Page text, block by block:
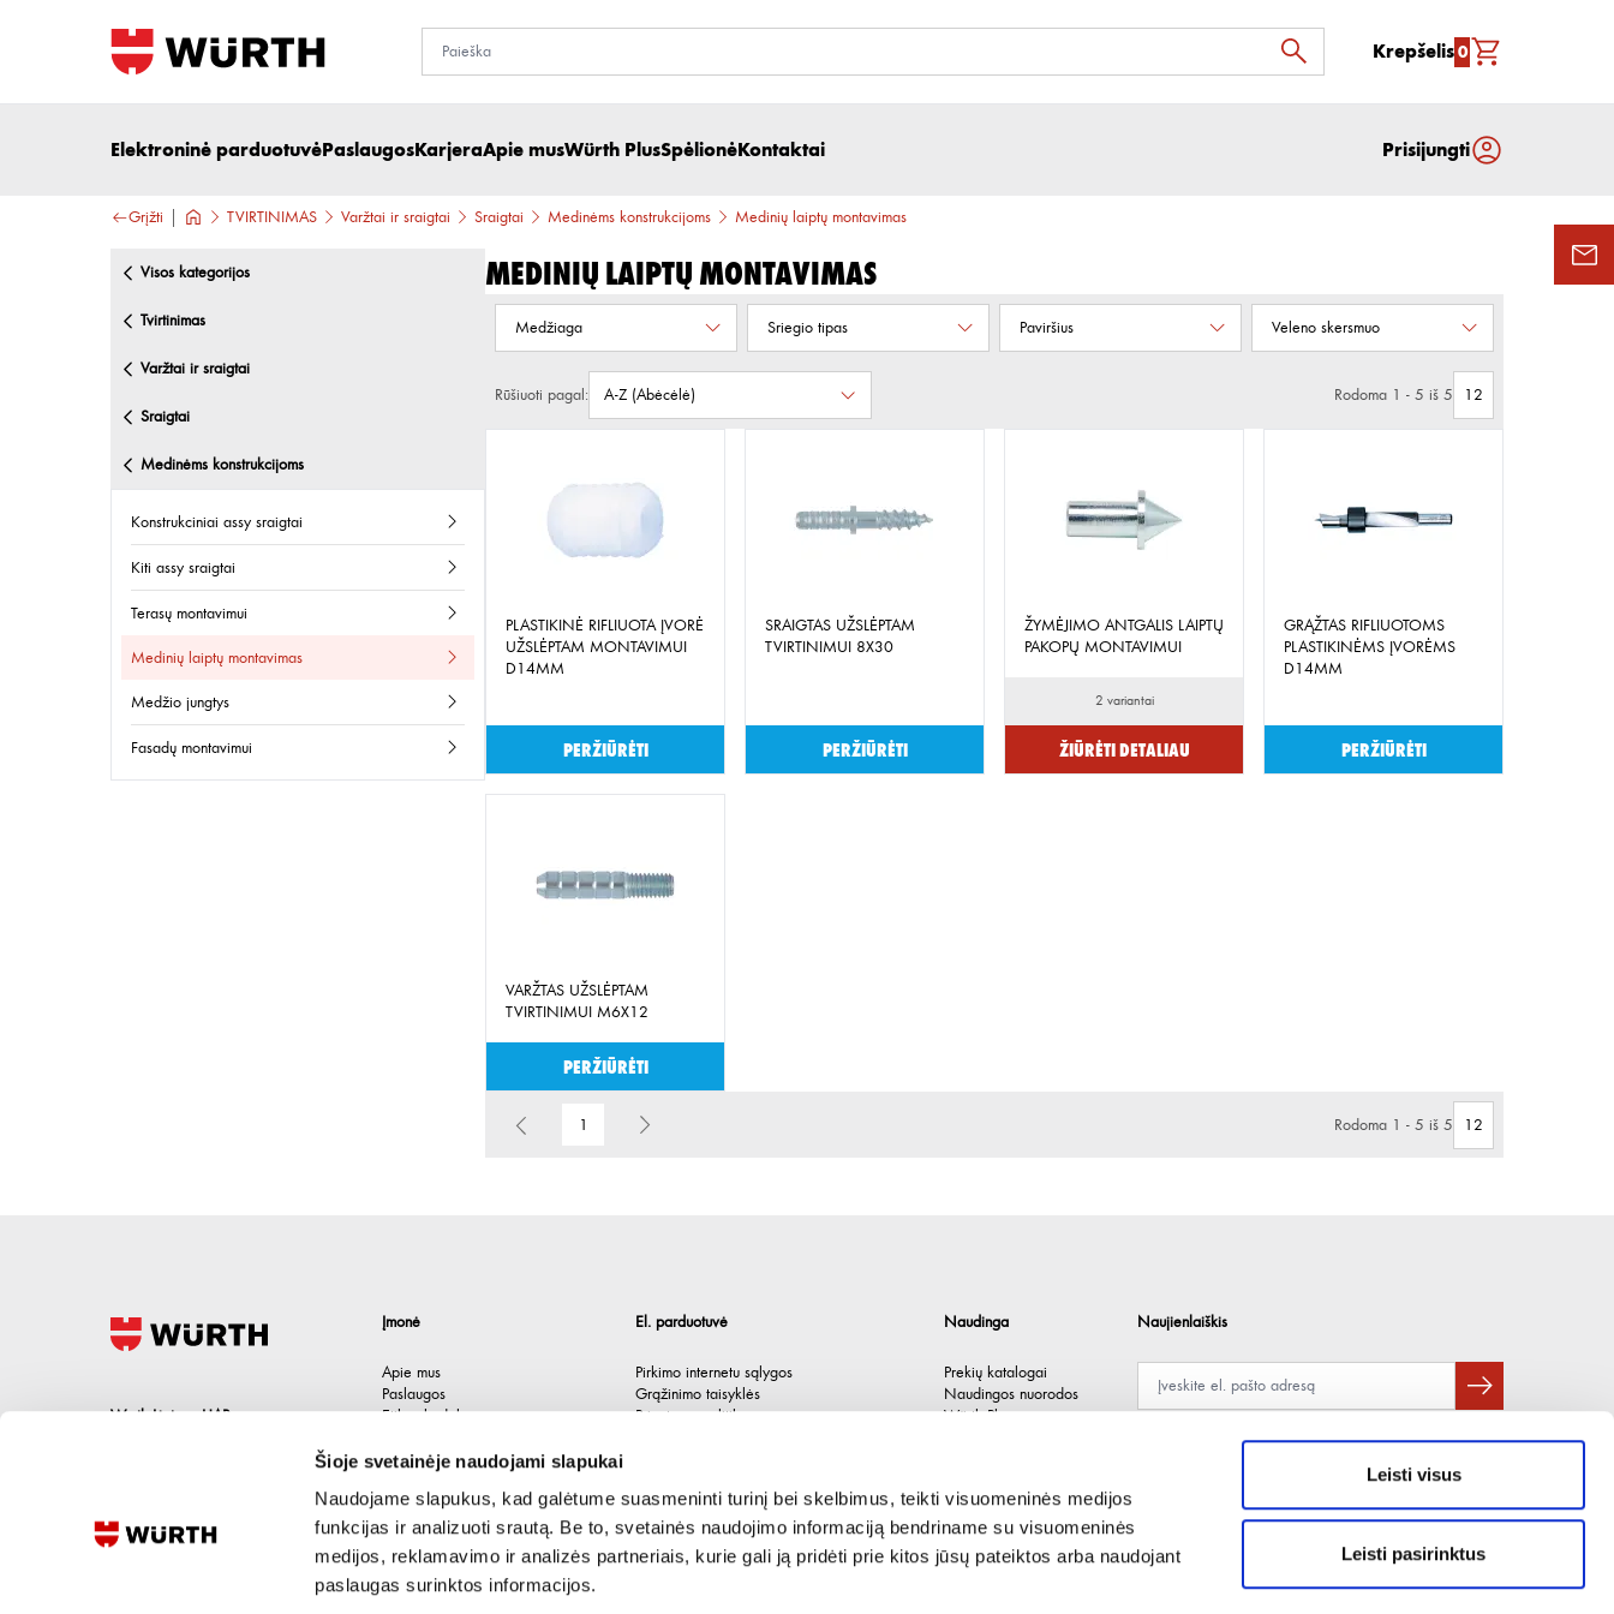
Šioje svetainėje naudojami slapukai
Naudojame slapukus, kad galėtume suasmeninti turinį bei skelbimus, teikti visuomeninės medijos
funkcijas ir analizuoti srautą. Be to, svetainės naudojimo informaciją bendriname su visuomeninės
medijos, reklamavimo ir analizės partneriais, kurie gali ją pridėti prie kitos jūsų pateiktos arba naudojant
paslaugas surinktos informacijos.
Leisti visus
Leisti pasirinktus
Krepšelis0
Elektroninė parduotuvėPaslaugosKarjeraApie musWürth PlusSpėlionėKontaktai Prisijungti
Grįžti TVIRTINIMAS Varžtai ir sraigtai Sraigtai Medinėms konstrukcijoms Medinių laiptų montavimas
visos kategorijos
tvirtinimas
varžtai ir sraigtai
sraigtai
medinėms konstrukcijoms
konstrukciniai assy sraigtai
kiti assy sraigtai
terasų montavimui
medinių laiptų montavimas
medžio jungtys
fasadų montavimui
Medinių laiptų montavimas
Medžiaga Sriegio tipas Paviršius Veleno skersmuo
Rūšiuoti pagal: Rodoma 1 - 5 iš 5
PLASTIKINĖ RIFLIUOTA ĮVORĖ
UŽSLĖPTAM MONTAVIMUI
D14MM
Peržiūrėti
SRAIGTAS UŽSLĖPTAM
TVIRTINIMUI 8X30
Peržiūrėti
ŽYMĖJIMO ANTGALIS LAIPTŲ
PAKOPŲ MONTAVIMUI
2 variantai
Žiūrėti detaliau
GRĄŽTAS RIFLIUOTOMS
PLASTIKINĖMS ĮVORĖMS
D14MM
Peržiūrėti
VARŽTAS UŽSLĖPTAM
TVIRTINIMUI M6X12
Peržiūrėti
1 Rodoma 1 - 5 iš 5
Wurth Lietuva UAB
Lietuva
Įmonė
Apie mus
Paslaugos
Etikos kodeksas
Kontaktai
El. parduotuvė
Pirkimo internetu sąlygos
Grąžinimo taisyklės
Privatumo politika
Naudinga
Prekių katalogai
Naudingos nuorodos
Würth Plus
Naujienlaiškis
Pateikdami el. paštą sutinkate gauti tiesioginę rinkodarą.